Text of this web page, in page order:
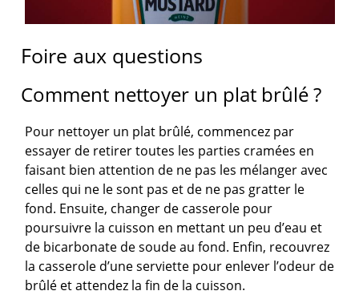
Foire aux questions
Comment nettoyer un plat brûlé ?
Pour nettoyer un plat brûlé, commencez par
essayer de retirer toutes les parties cramées en
faisant bien attention de ne pas les mélanger avec
celles qui ne le sont pas et de ne pas gratter le
fond. Ensuite, changer de casserole pour
poursuivre la cuisson en mettant un peu d’eau et
de bicarbonate de soude au fond. Enfin, recouvrez
la casserole d’une serviette pour enlever l’odeur de
brûlé et attendez la fin de la cuisson.